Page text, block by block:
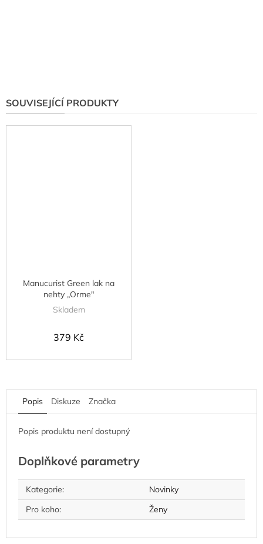
SOUVISEJÍCÍ PRODUKTY
Manucurist Green lak na
nehty „Orme"
Skladem
379 Kč
Popis Diskuze Značka
Popis produktu není dostupný
Doplňkové parametry
Kategorie:
Novinky
Pro koho: Ženy